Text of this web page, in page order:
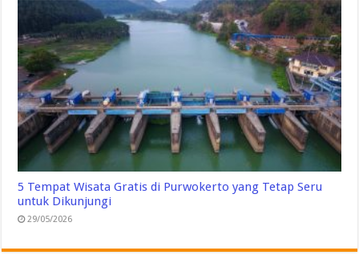
5 Tempat Wisata Gratis di Purwokerto yang Tetap Seru
untuk Dikunjungi
29/05/2026